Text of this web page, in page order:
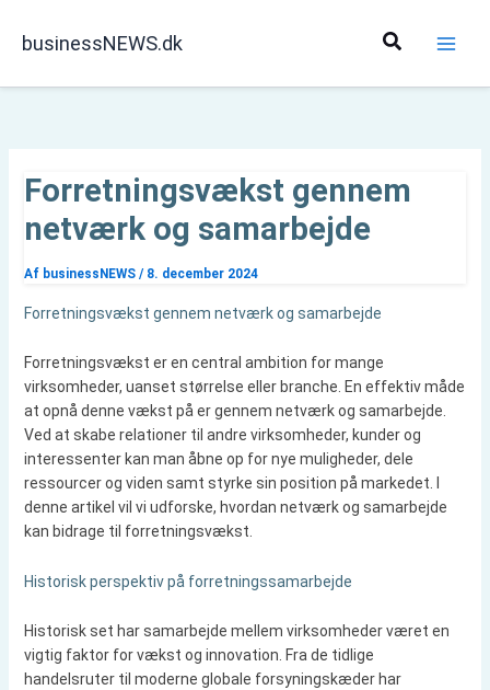
businessNEWS.dk Søg
Forretningsvækst gennem
netværk og samarbejde
Af businessNEWS / 8. december 2024
Forretningsvækst gennem netværk og samarbejde
Forretningsvækst er en central ambition for mange
virksomheder, uanset størrelse eller branche. En effektiv måde
at opnå denne vækst på er gennem netværk og samarbejde.
Ved at skabe relationer til andre virksomheder, kunder og
interessenter kan man åbne op for nye muligheder, dele
ressourcer og viden samt styrke sin position på markedet. I
denne artikel vil vi udforske, hvordan netværk og samarbejde
kan bidrage til forretningsvækst.
Historisk perspektiv på forretningssamarbejde
Historisk set har samarbejde mellem virksomheder været en
vigtig faktor for vækst og innovation. Fra de tidlige
handelsruter til moderne globale forsyningskæder har